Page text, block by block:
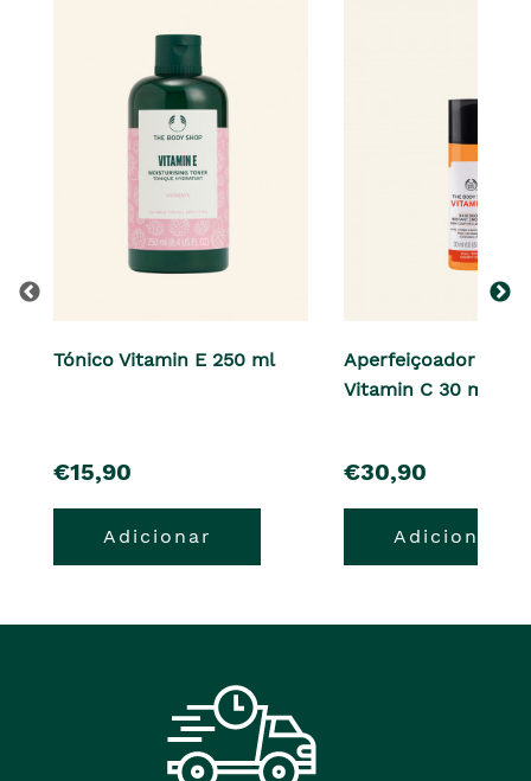
Tónico Vitamin E 250 ml
pre�o
€15,90
Adicionar
Aperfeiçoador de
Vitamin C 30 ml
pre�o
€30,90
Adicionar